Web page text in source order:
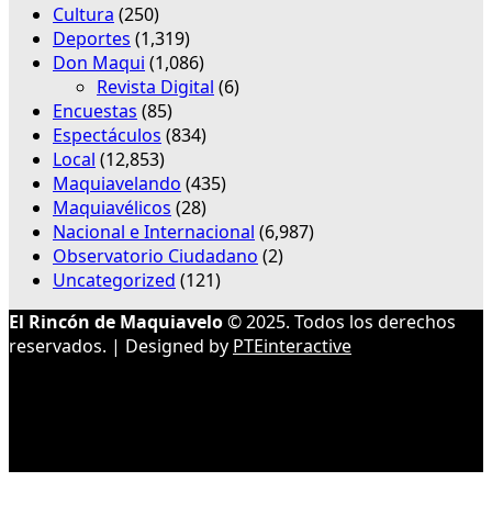
Cultura (250)
Deportes (1,319)
Don Maqui (1,086)
Revista Digital (6)
Encuestas (85)
Espectáculos (834)
Local (12,853)
Maquiavelando (435)
Maquiavélicos (28)
Nacional e Internacional (6,987)
Observatorio Ciudadano (2)
Uncategorized (121)
El Rincón de Maquiavelo© 2025. Todos los derechos
reservados. | Designed by PTEinteractive